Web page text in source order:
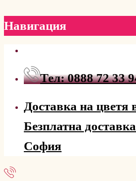
Навигация
Тел: 0888 72 33
Доставка на цветя
Безплатна
София